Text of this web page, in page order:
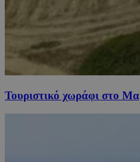
Τουριστικό χωράφι στο